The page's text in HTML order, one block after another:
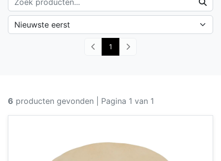
1
6 producten gevonden | Pagina 1 van 1